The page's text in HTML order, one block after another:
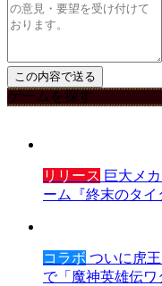
ゲームを探す
リリース 巨大メ
ーム『終末のタイ
コラボ ついに虎
で「魔神英雄伝ワ